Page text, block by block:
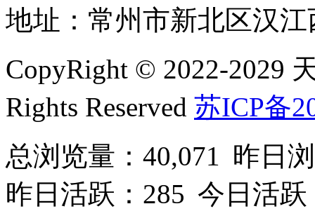
地址：常州市新北区汉江
CopyRight © 2022-2029
Rights Reserved 苏ICP备
总浏览量：40,071 昨日
昨日活跃：285 今日活跃